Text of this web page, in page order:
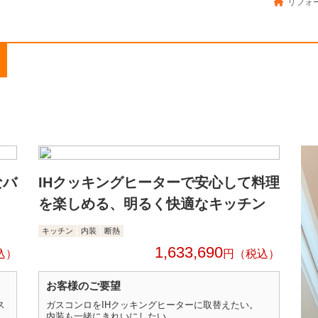
リフォ
バ
IHクッキングヒーターで安心して料理
を楽しめる、明るく快適なキッチン
キッチン 内装 断熱
1,633,690円
お客様のご要望
ガスコンロをIHクッキングヒーターに取替えたい。